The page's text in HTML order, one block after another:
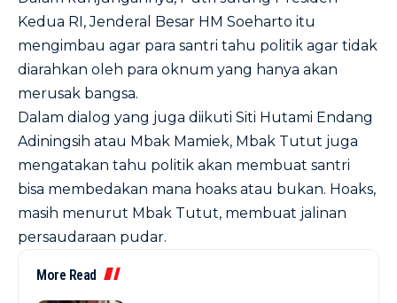
Kedua RI, Jenderal Besar HM Soeharto itu
mengimbau agar para santri tahu politik agar tidak
diarahkan oleh para oknum yang hanya akan
merusak bangsa.
Dalam dialog yang juga diikuti Siti Hutami Endang
Adiningsih atau Mbak Mamiek, Mbak Tutut juga
mengatakan tahu politik akan membuat santri
bisa membedakan mana hoaks atau bukan. Hoaks,
masih menurut Mbak Tutut, membuat jalinan
persaudaraan pudar.
More Read